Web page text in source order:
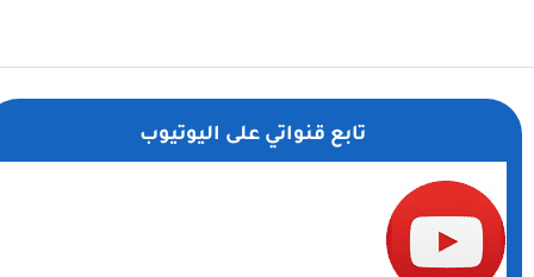
تابع قنواتي على اليوتيوب